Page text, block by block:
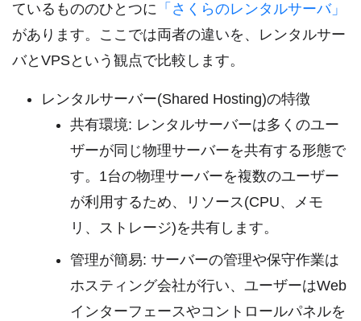
ているもののひとつに 「さくらのレンタルサーバ」
があります。ここでは両者の違いを、レンタルサー
バとVPSという観点で比較します。
レンタルサーバー(Shared Hosting)の特徴
共有環境: レンタルサーバーは多くのユー
ザーが同じ物理サーバーを共有する形態で
す。1台の物理サーバーを複数のユーザー
が利用するため、リソース(CPU、メモ
リ、ストレージ)を共有します。
管理が簡易: サーバーの管理や保守作業は
ホスティング会社が行い、ユーザーはWeb
インターフェースやコントロールパネルを